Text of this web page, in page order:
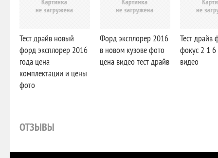
Тест драйв новый
форд эксплорер 2016
года цена
комплектации и цены
фото
Форд эксплорер 2016
в новом кузове фото
цена видео тест драйв
Тест драйв
фокус 2 1
видео
ОТЗЫВЫ